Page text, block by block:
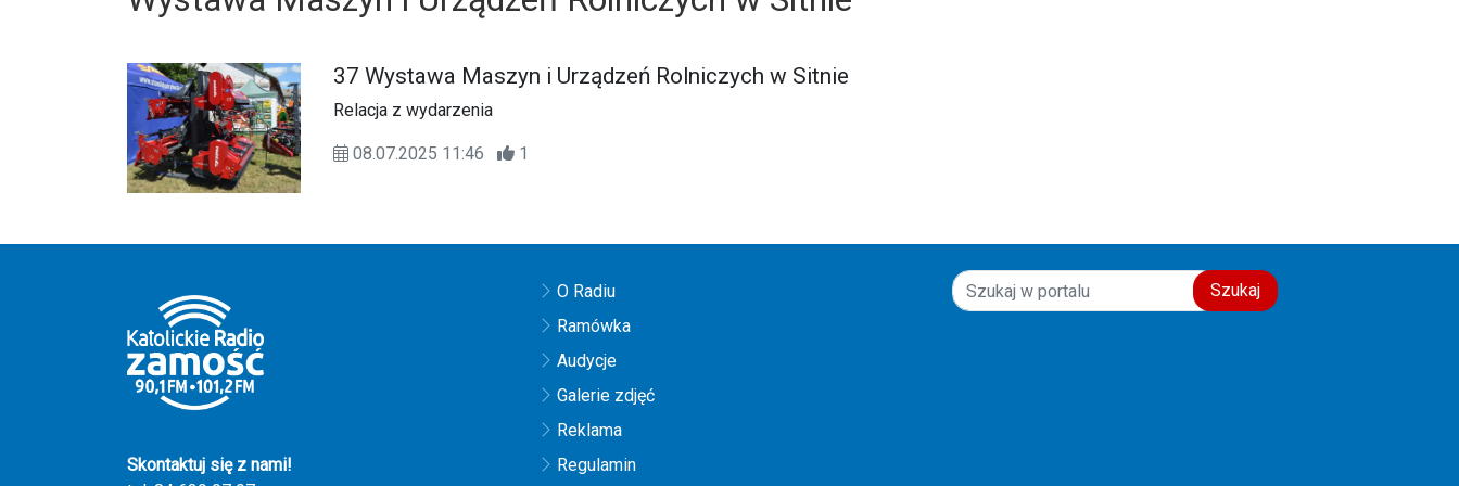
37 Wystawa Maszyn i Urządzeń Rolniczych w Sitnie
Relacja z wydarzenia
08.07.2025 11:46 1
Skontaktuj się z nami!
O Radiu
Ramówka
Audycje
Galerie zdjęć
Reklama
Regulamin
Szukaj